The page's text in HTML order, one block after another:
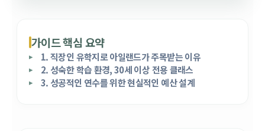
가이드 핵심 요약
1. 직장인 유학지로 아일랜드가 주목받는 이유
2. 성숙한 학습 환경, 30세 이상 전용 클래스
3. 성공적인 연수를 위한 현실적인 예산 설계